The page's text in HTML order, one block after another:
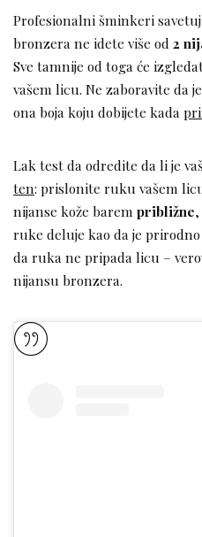
Profesionalni šminkeri
bronzera ne idete više od 2
Sve tamnije od toga će
vašem licu. Ne zaboravite da je
ona boja koju dobijete kada
Lak test da odredite da li je
ten: prislonite ruku vašem
nijanse kože barem približne
ruke deluje kao da je
da ruka ne pripada licu –
nijansu bronzera.